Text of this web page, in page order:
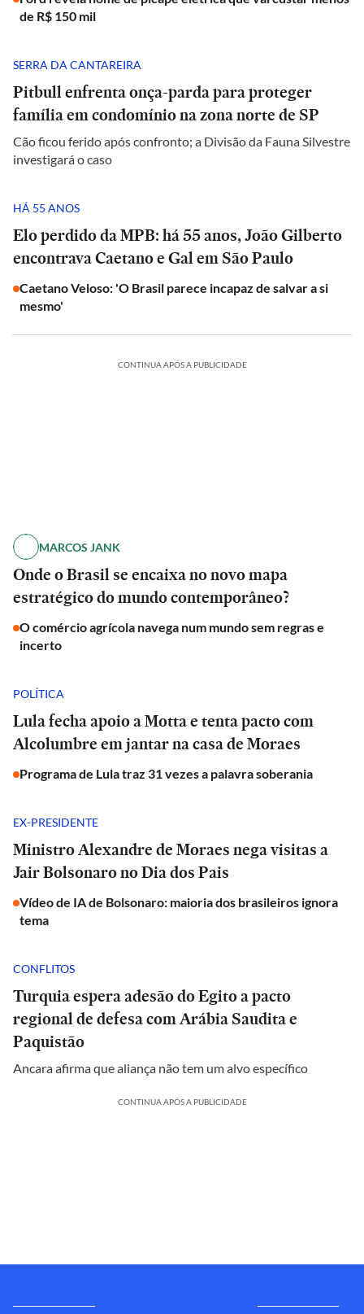
de R$ 150 mil
SERRA DA CANTAREIRA
Pitbull enfrenta onça-parda para proteger
família em condomínio na zona norte de SP
Cão ficou ferido após confronto; a Divisão da Fauna Silvestre
investigará o caso
HÁ 55 ANOS
Elo perdido da MPB: há 55 anos, João Gilberto
encontrava Caetano e Gal em São Paulo
Caetano Veloso: 'O Brasil parece incapaz de salvar a si
mesmo'
CONTINUA APÓS A PUBLICIDADE
MARCOS JANK
Onde o Brasil se encaixa no novo mapa
estratégico do mundo contemporâneo?
O comércio agrícola navega num mundo sem regras e
incerto
POLÍTICA
Lula fecha apoio a Motta e tenta pacto com
Alcolumbre em jantar na casa de Moraes
Programa de Lula traz 31 vezes a palavra soberania
EX-PRESIDENTE
Ministro Alexandre de Moraes nega visitas a
Jair Bolsonaro no Dia dos Pais
Vídeo de IA de Bolsonaro: maioria dos brasileiros ignora
tema
CONFLITOS
Turquia espera adesão do Egito a pacto
regional de defesa com Arábia Saudita e
Paquistão
Ancara afirma que aliança não tem um alvo específico
CONTINUA APÓS A PUBLICIDADE